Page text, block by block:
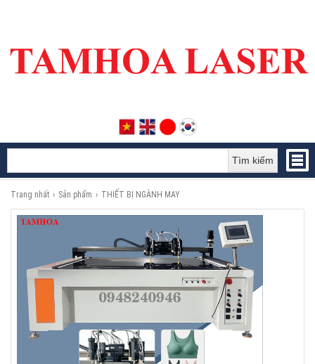
Tìm kiếm
Trang nhất › Sản phẩm › THIẾT BỊ NGÀNH MAY